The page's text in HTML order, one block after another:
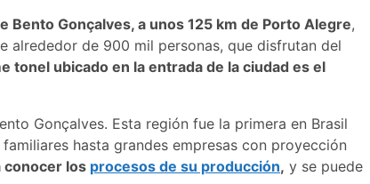
Bento Gonçalves, a unos 125 km de Porto Alegre,
alrededor de 900 mil personas, que disfrutan del
tonel ubicado en la entrada de la ciudad es el
Gonçalves. Esta región fue la primera en Brasil
hasta grandes empresas con proyección
conocer los procesos de su producción, y se puede